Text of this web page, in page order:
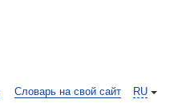
RU
Словарь на свой сайт